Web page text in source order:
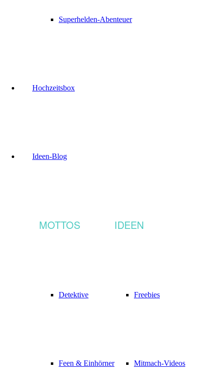
Superhelden-Abenteuer
Hochzeitsbox
Ideen-Blog
MOTTOS
Detektive
Feen & Einhörner
IDEEN
Freebies
Mitmach-Videos